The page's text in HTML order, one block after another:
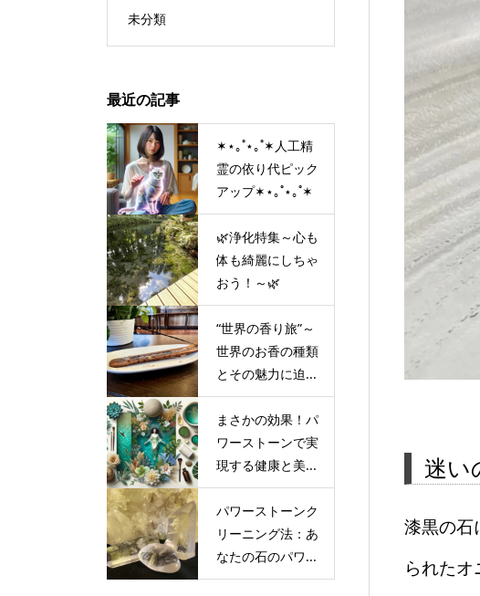
迷い
漆黒の石
られたオ
未分類
最近の記事
✶⋆｡˚⋆｡˚✶人工精
霊の依り代ピック
アップ✶⋆｡˚⋆｡˚✶
🌿浄化特集～心も
体も綺麗にしちゃ
おう！～🌿
“世界の香り旅”～
世界のお香の種類
とその魅力に迫...
まさかの効果！パ
ワーストーンで実
現する健康と美...
パワーストーンク
リーニング法：あ
なたの石のパワ...